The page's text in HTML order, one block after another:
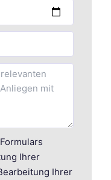
Ihrer
Ihrer